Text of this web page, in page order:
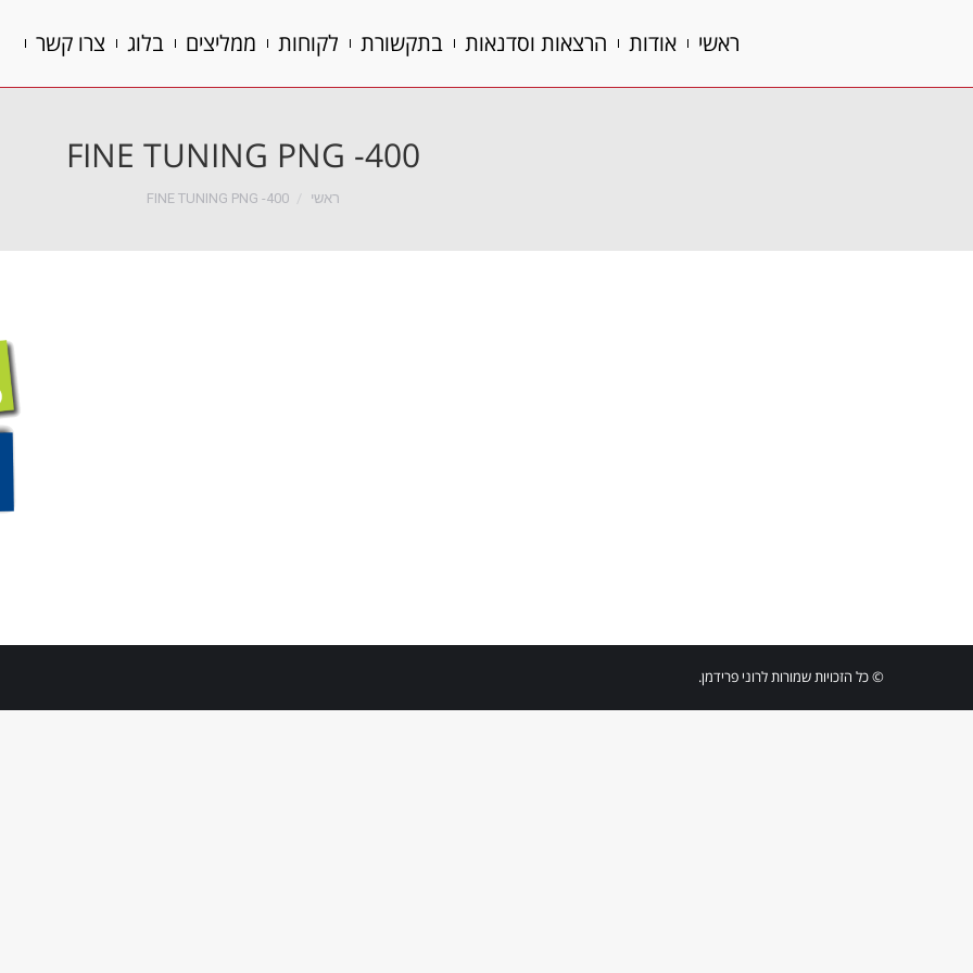
ראשי אודות הרצאות וסדנאות בתקשורת לקוחות ממליצים בלוג צרו קשר
FINE TUNING PNG -400
הנך נמצא כאן:
ראשי FINE TUNING PNG -400
© כל הזכויות שמורות לרוני פרידמן.
ראשי אודות הרצאות וסדנאות בתקשורת לקוחות ממליצים בלוג צרו קשר